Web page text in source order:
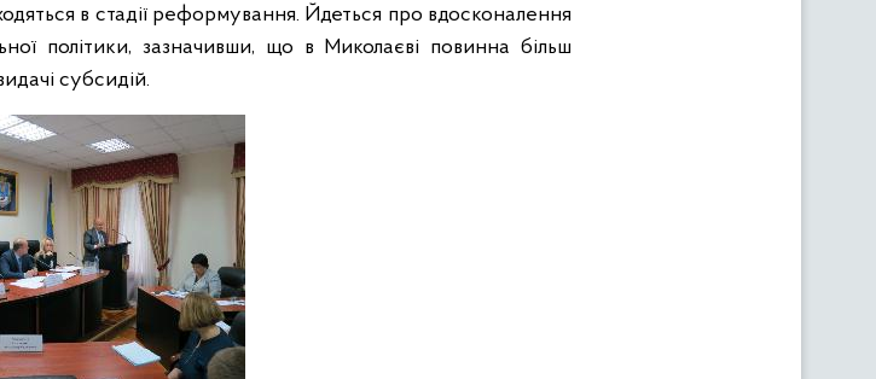
в стадії реформування. Йдеться про вдосконалення
політики, зазначивши, що в Миколаєві повинна більш
субсидій.